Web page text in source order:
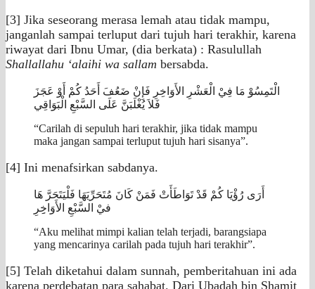
[3] Jika seseorang merasa lemah atau tidak mampu,
janganlah sampai terluput dari tujuh hari terakhir, karena
riwayat dari Ibnu Umar, (dia berkata) : Rasulullah
Shallallahu ‘alaihi wa sallam bersabda.
الْتَمِسُوْ مَا فِيْ الْعَشْرِ الأَوَاخِرِ فَإِنْ ضَعُفَ أَحَدُ كُمْ أَوْ عَجَزَ
فَلاَ يُغْلَبَنَّ عَلَى السَّبْعِ الْبَوَاقِي
“Carilah di sepuluh hari terakhir, jika tidak mampu
maka jangan sampai terluput tujuh hari sisanya”.
[4] Ini menafsirkan sabdanya.
أَرَى رُؤْيَا كُمْ قَدْ تَوَاطَأَتْ فَمَنْ كَانَ مُتَحَرِّيَهَا فَلْيَتَحَرَّ هَا
فيْ السَّبْعِ الأَوَاخِِرِ
“Aku melihat mimpi kalian telah terjadi, barangsiapa
yang mencarinya carilah pada tujuh hari terakhir”.
[5] Telah diketahui dalam sunnah, pemberitahuan ini ada
karena perdebatan para sahabat. Dari Ubadah bin Shamit